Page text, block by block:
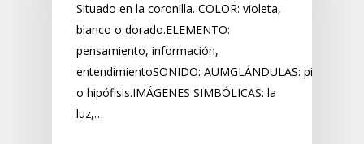
Situado en la coronilla. COLOR: violeta,
blanco o dorado.ELEMENTO:
pensamiento, información,
entendimientoSONIDO: AUMGLÁNDULAS: pituitaria
o hipófisis.IMÁGENES SIMBÓLICAS: la
luz,…